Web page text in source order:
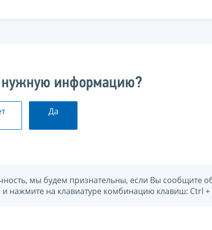
информацию?
Да
мы будем признательны, если Вы сообщите
нажмите на клавиатуре комбинацию клавиш: Ctrl